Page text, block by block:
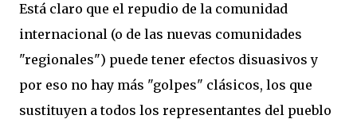
Está claro que el repudio de la comunidad
internacional (o de las nuevas comunidades
"regionales") puede tener efectos disuasivos y
por eso no hay más "golpes" clásicos, los que
sustituyen a todos los representantes del pueblo